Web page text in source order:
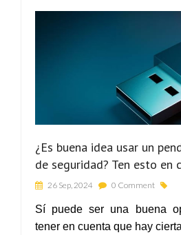
¿Es buena idea usar un
de seguridad? Ten esto en
26 Sep, 2024 0 Comment
Sí puede ser una buena
tener en cuenta que hay